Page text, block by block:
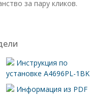
за пару кликов.
Инструкция по
установке A4696PL-1BK
Информация из PDF